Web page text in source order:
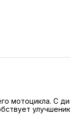
мотоцикла. С